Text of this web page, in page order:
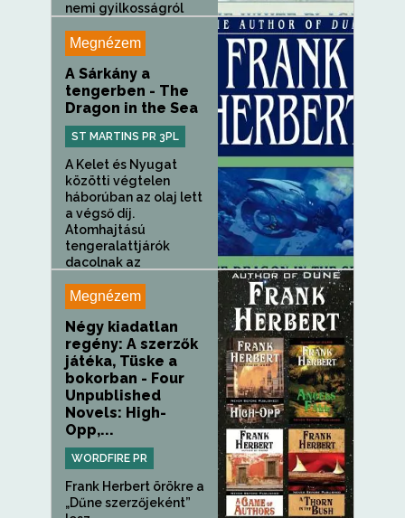
nemi gyilkosságról
Megnézem
A Sárkány a
tengerben - The
Dragon in the Sea
ST MARTINS PR 3PL
A Kelet és Nyugat
közötti végtelen
háborúban az olaj lett
a végső díj.
Atomhajtású
tengeralattjárók
dacolnak az
Megnézem
Négy kiadatlan
regény: A szerzők
játéka, Tüske a
bokorban - Four
Unpublished
Novels: High-
Opp,...
WORDFIRE PR
Frank Herbert örökre a
„Dűne szerzőjeként”